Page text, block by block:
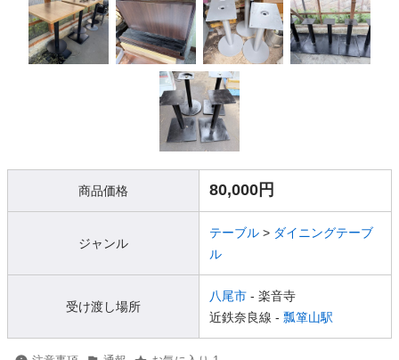
商品価格 80,000円
ジャンル
テーブル > ダイニングテーブ
ル
受け渡し場所
八尾市 - 楽音寺
近鉄奈良線 - 瓢箪山駅